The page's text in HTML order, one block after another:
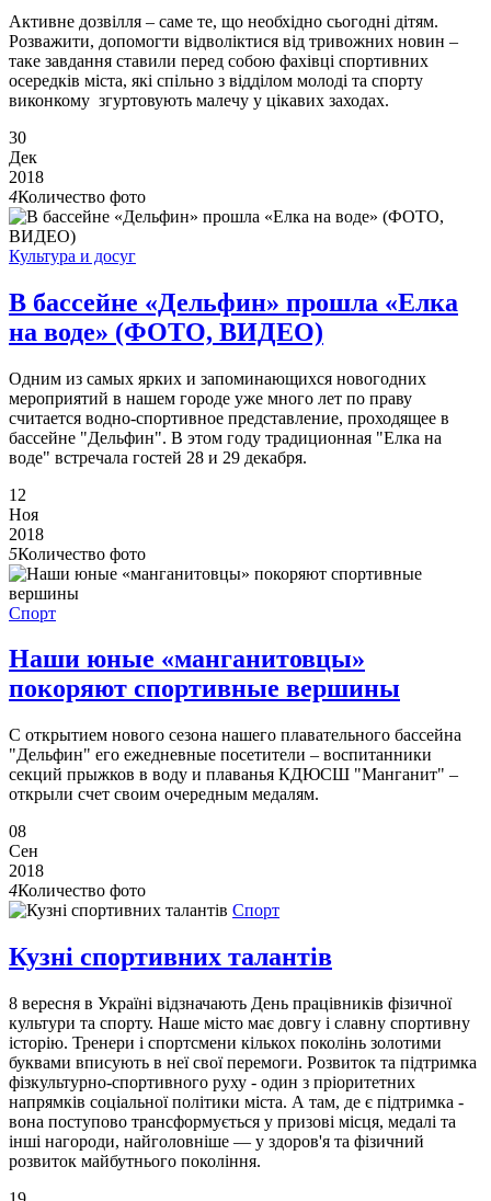
Активне дозвілля – саме те, що необхідно сьогодні дітям.
Розважити, допомогти відволіктися від тривожних новин –
таке завдання ставили перед собою фахівці спортивних
осередків міста, які спільно з відділом молоді та спорту
виконкому згуртовують малечу у цікавих заходах.
30
Дек
2018
4Количество фото
Культура и досуг
В бассейне «Дельфин» прошла «Елка
на воде» (ФОТО, ВИДЕО)
Одним из самых ярких и запоминающихся новогодних
мероприятий в нашем городе уже много лет по праву
считается водно-спортивное представление, проходящее в
бассейне "Дельфин". В этом году традиционная "Елка на
воде" встречала гостей 28 и 29 декабря.
12
Ноя
2018
5Количество фото
Спорт
Наши юные «манганитовцы»
покоряют спортивные вершины
С открытием нового сезона нашего плавательного бассейна
"Дельфин" его ежедневные посетители – воспитанники
секций прыжков в воду и плаванья КДЮСШ "Манганит" –
открыли счет своим очередным медалям.
08
Сен
2018
4Количество фото
Спорт
Кузні спортивних талантів
8 вересня в Україні відзначають День працівників фізичної
культури та спорту. Наше місто має довгу і славну спортивну
історію. Тренери і спортсмени кількох поколінь золотими
буквами вписують в неї свої перемоги. Розвиток та підтримка
фізкультурно-спортивного руху - один з пріоритетних
напрямків соціальної політики міста. А там, де є підтримка -
вона поступово трансформується у призові місця, медалі та
інші нагороди, найголовніше — у здоров'я та фізичний
розвиток майбутнього покоління.